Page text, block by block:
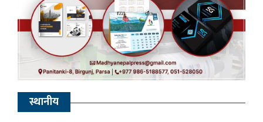
स्थानीय